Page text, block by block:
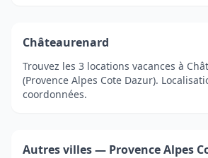
Châteaurenard
Trouvez les 3 locations vacances à
(Provence Alpes Cote Dazur).
coordonnées.
Autres villes — Provence Alpes